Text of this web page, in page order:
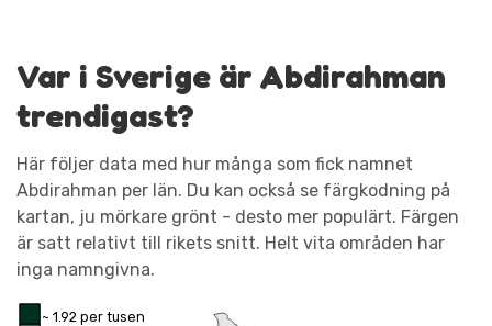
Var i Sverige är Abdirahman
trendigast?
Här följer data med hur många som fick namnet
Abdirahman per län. Du kan också se färgkodning på
kartan, ju mörkare grönt - desto mer populärt. Färgen
är satt relativt till rikets snitt. Helt vita områden har
inga namngivna.
~ 1.92 per tusen